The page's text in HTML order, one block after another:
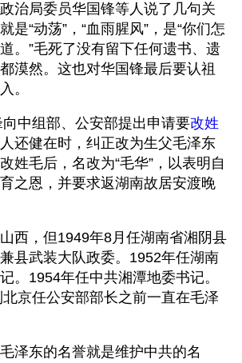
治局委员华国锋等人说了几句关
是“动荡”，“血雨腥风”，是“你们怎
。”毛死了没有留下任何遗书、遗
漠然。这也对华国锋最后要认祖
。
中组部、公安部提出申请要改姓
还健在时，纠正改为生父毛泽东
姓毛后，名改为“毛华”，以表明自
之恩，并要求返湖南故居安渡晚
西，但1949年8月任湖南省湘阴县
县武装大队政委。1952年任湖南
。1954年任中共湘潭地委书记。
京任公安部部长之前一直在毛泽
泽东的名誉就是维护中共的名